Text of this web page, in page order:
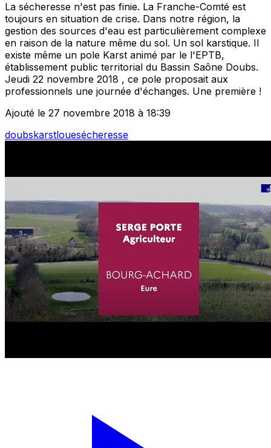
La sécheresse n'est pas finie. La Franche-Comté est
toujours en situation de crise. Dans notre région, la
gestion des sources d'eau est particulièrement complexe
en raison de la nature même du sol. Un sol karstique. Il
existe même un pole Karst animé par le l'EPTB,
établissement public territorial du Bassin Saône Doubs.
Jeudi 22 novembre 2018 , ce pole proposait aux
professionnels une journée d'échanges. Une première !
Ajouté le 27 novembre 2018 à 18:39
doubskarstlouesécheresse